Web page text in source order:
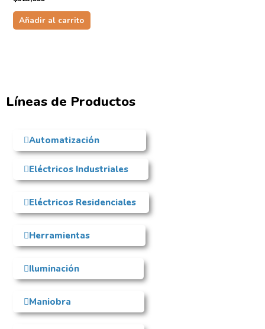
Añadir al carrito
Líneas de Productos
Automatización
Eléctricos Industriales
Eléctricos Residenciales
Herramientas
Iluminación
Maniobra